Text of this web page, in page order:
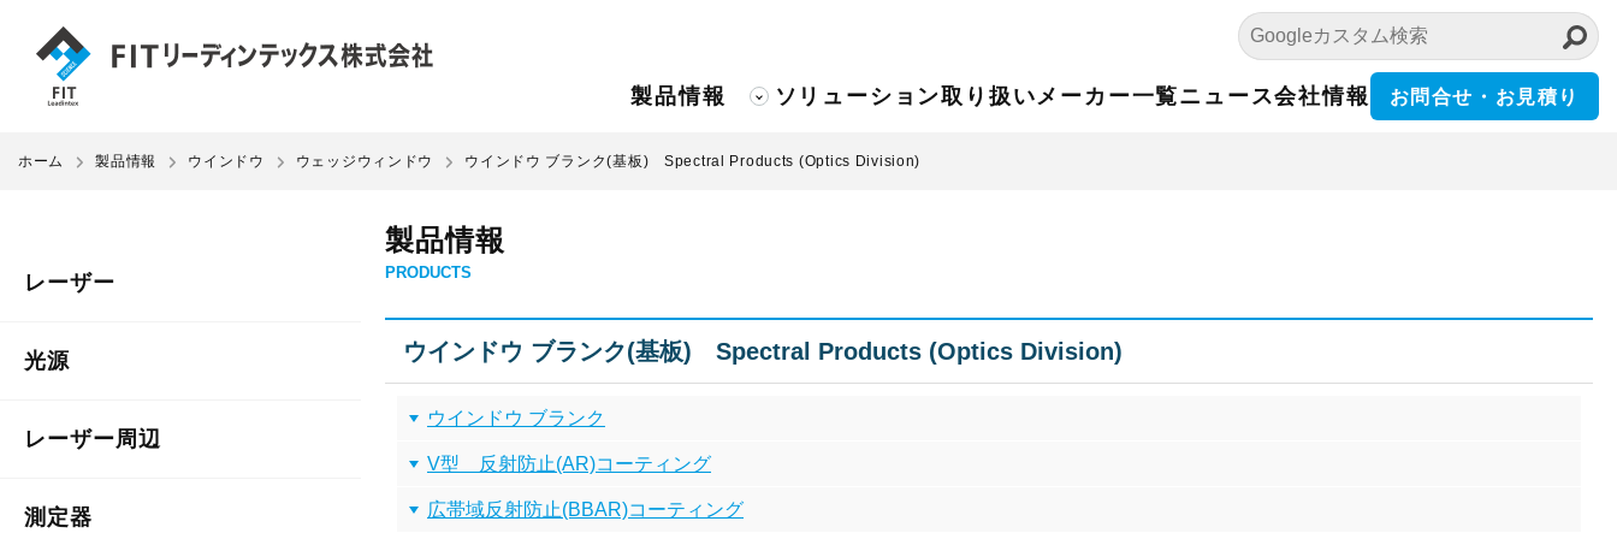
製品情報 ソリューション取り扱いメーカー一覧ニュース会社情報 お問合せ・お見積り
ホーム 製品情報 ウインドウ ウェッジウィンドウ ウインドウ ブランク(基板) Spectral Products (Optics Division)
レーザー
光源
レーザー周辺
測定器
製品情報
PRODUCTS
ウインドウ ブランク(基板) Spectral Products (Optics Division)
ウインドウ ブランク
V型 反射防止(AR)コーティング
広帯域反射防止(BBAR)コーティング